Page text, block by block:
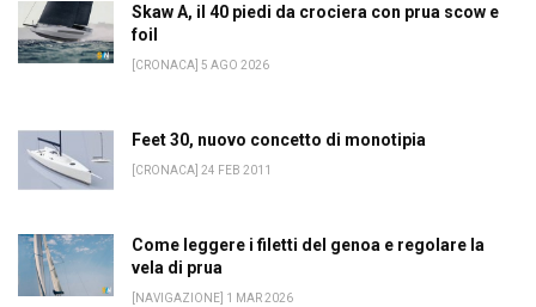
Skaw A, il 40 piedi da crociera con prua scow e
foil
[CRONACA] 5 AGO 2026
Feet 30, nuovo concetto di monotipia
[CRONACA] 24 FEB 2011
Come leggere i filetti del genoa e regolare la
vela di prua
[NAVIGAZIONE] 1 MAR 2026